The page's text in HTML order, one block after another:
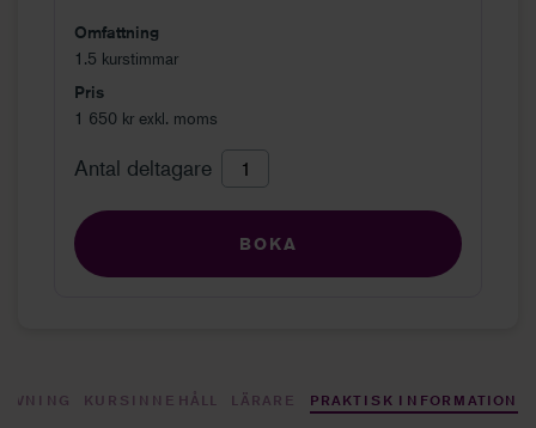
Omfattning
1.5 kurstimmar
Pris
1 650 kr exkl. moms
Antal deltagare
BOKA
KURSINNEHÅLL LÄRARE PRAKTISK INFORMATION